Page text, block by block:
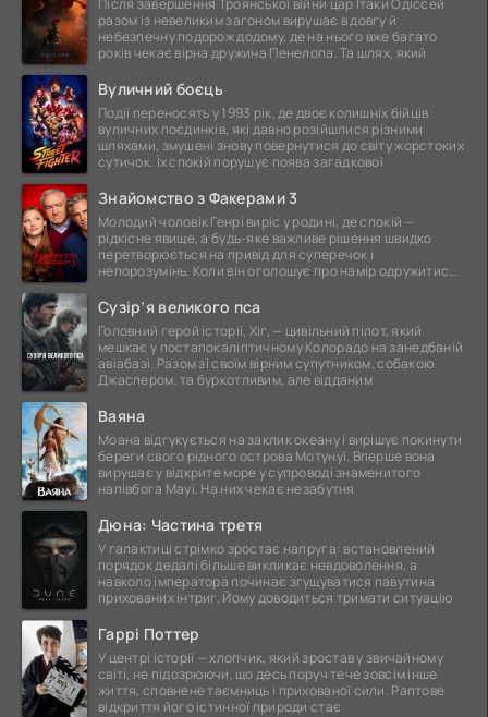
разом із невеликим загоном вирушає в довгу й
небезпечну подорож додому, де на нього вже багато
років чекає вірна дружина Пенелопа. Та шлях, який
Вуличний боєць
Події переносять у 1993 рік, де двоє колишніх бійців
вуличних поєдинків, які давно розійшлися різними
шляхами, змушені знову повернутися до світу жорстоких
сутичок. Їх спокій порушує поява загадкової
Знайомство з Факерами 3
Молодий чоловік Генрі виріс у родині, де спокій —
рідкісне явище, а будь-яке важливе рішення швидко
перетворюється на привід для суперечок і
непорозумінь. Коли він оголошує про намір одружитися,
Сузір’я великого пса
Головний герой історії, Хіг, — цивільний пілот, який
мешкає у постапокаліптичному Колорадо на занедбаній
авіабазі. Разом зі своїм вірним супутником, собакою
Джаспером, та буркотливим, але відданим
Ваяна
Моана відгукується на заклик океану і вирішує покинути
береги свого рідного острова Мотунуї. Вперше вона
вирушає у відкрите море у супроводі знаменитого
напівбога Мауї. На них чекає незабутня
Дюна: Частина третя
У галактиці стрімко зростає напруга: встановлений
порядок дедалі більше викликає невдоволення, а
навколо імператора починає згущуватися павутина
прихованих інтриг. Йому доводиться тримати ситуацію
Гаррі Поттер
У центрі історії — хлопчик, який зростав у звичайному
світі, не підозрюючи, що десь поруч тече зовсім інше
життя, сповнене таємниць і прихованої сили. Раптове
відкриття його істинної природи стає